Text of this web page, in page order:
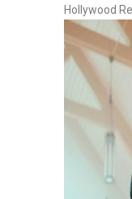
Hollywood